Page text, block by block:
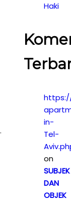
Haki
in-
Tel-
on
SUBJEK
DAN
OBJEK